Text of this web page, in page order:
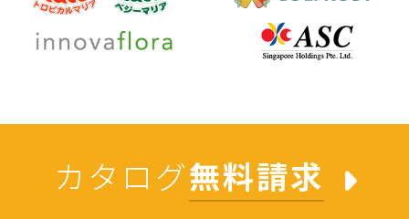
カタログ無料請求